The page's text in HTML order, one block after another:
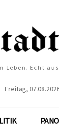
Leben. Echt
Freitag,